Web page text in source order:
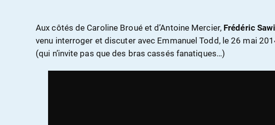
Aux côtés de Caroline Broué et d’Antoine Mercier, Frédéric
venu interroger et discuter avec Emmanuel Todd, le 26 mai
(qui n’invite pas que des bras cassés fanatiques…)